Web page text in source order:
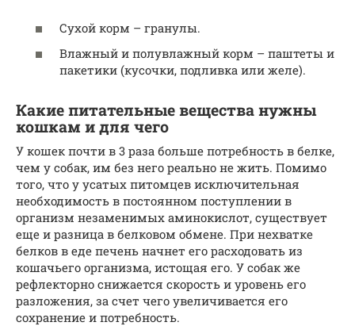
Сухой корм – гранулы.
Влажный и полувлажный корм – паштеты и
пакетики (кусочки, подливка или желе).
Какие питательные вещества нужны
кошкам и для чего
У кошек почти в 3 раза больше потребность в белке,
чем у собак, им без него реально не жить. Помимо
того, что у усатых питомцев исключительная
необходимость в постоянном поступлении в
организм незаменимых аминокислот, существует
еще и разница в белковом обмене. При нехватке
белков в еде печень начнет его расходовать из
кошачьего организма, истощая его. У собак же
рефлекторно снижается скорость и уровень его
разложения, за счет чего увеличивается его
сохранение и потребность.